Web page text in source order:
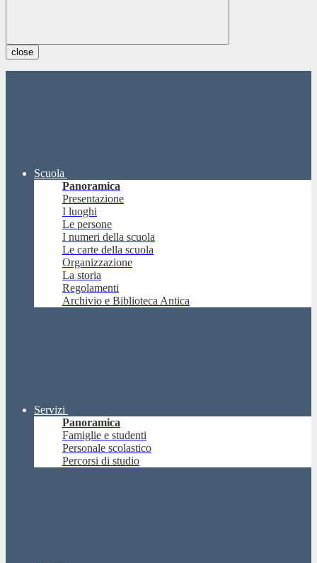
close
Scuola
Panoramica
Presentazione
I luoghi
Le persone
I numeri della scuola
Le carte della scuola
Organizzazione
La storia
Regolamenti
Archivio e Biblioteca Antica
Servizi
Panoramica
Famiglie e studenti
Personale scolastico
Percorsi di studio